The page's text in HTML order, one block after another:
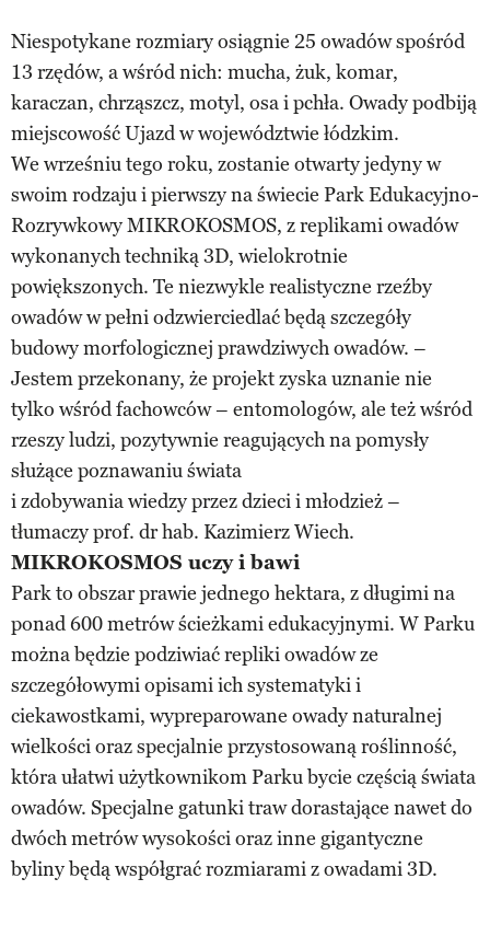
Niespotykane rozmiary osiągnie 25 owadów spośród
13 rzędów, a wśród nich: mucha, żuk, komar,
karaczan, chrząszcz, motyl, osa i pchła. Owady podbiją
miejscowość Ujazd w województwie łódzkim.
We wrześniu tego roku, zostanie otwarty jedyny w
swoim rodzaju i pierwszy na świecie Park Edukacyjno-
Rozrywkowy MIKROKOSMOS, z replikami owadów
wykonanych techniką 3D, wielokrotnie
powiększonych. Te niezwykle realistyczne rzeźby
owadów w pełni odzwierciedlać będą szczegóły
budowy morfologicznej prawdziwych owadów. –
Jestem przekonany, że projekt zyska uznanie nie
tylko wśród fachowców – entomologów, ale też wśród
rzeszy ludzi, pozytywnie reagujących na pomysły
służące poznawaniu świata
i zdobywania wiedzy przez dzieci i młodzież –
tłumaczy prof. dr hab. Kazimierz Wiech.
MIKROKOSMOS uczy i bawi
Park to obszar prawie jednego hektara, z długimi na
ponad 600 metrów ścieżkami edukacyjnymi. W Parku
można będzie podziwiać repliki owadów ze
szczegółowymi opisami ich systematyki i
ciekawostkami, wypreparowane owady naturalnej
wielkości oraz specjalnie przystosowaną roślinność,
która ułatwi użytkownikom Parku bycie częścią świata
owadów. Specjalne gatunki traw dorastające nawet do
dwóch metrów wysokości oraz inne gigantyczne
byliny będą współgrać rozmiarami z owadami 3D.